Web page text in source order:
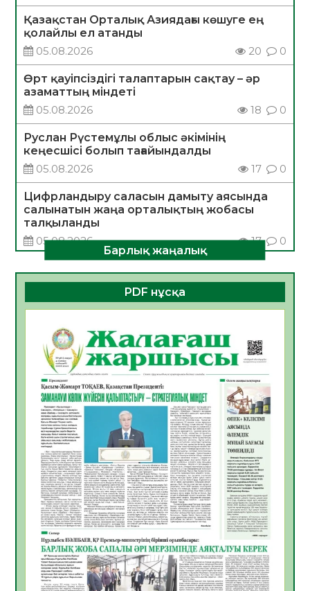
Қазақстан Орталық Азиядағы көшуге ең
қолайлы ел атанды
05.08.2026
20 0
Өрт қауіпсіздігі талаптарын сақтау – әр
азаматтың міндеті
05.08.2026
18 0
Руслан Рүстемұлы облыс әкімінің
кеңесшісі болып тағайындалды
05.08.2026
17 0
Цифрландыру саласын дамыту аясында
салынатын жаңа орталықтың жобасы
талқыланды
05.08.2026
17 0
құралдарының таныстырылымы өтті
05.08.2026
18 0
Қазақстандықтардың 72,3%-ы жаңа
Құрылтай үшін дауыс беруге дайын
05.08.2026
19
ӘРБІР ДАУЫС – ҚОҒАМ ДАМУЫНА
ҚОСЫЛҒАН ҮЛЕС
05.08.2026
26
ҚҰРЫЛТАЙ САЙЛАУЫ – БІРЛІК ПЕН
ЖАУАПКЕРШІЛІККЕ БАСТАЙТЫН ҚАДАМ
05.08.2026
24
Мектептен – Ұлттық ұлан сапына
04.08.2026
34
Үкіметтік емес ұйымдарға арналған
сыйлықақы конкурсына өтінім қабылдау
басталды
Барлық жаңалық
PDF нұсқа